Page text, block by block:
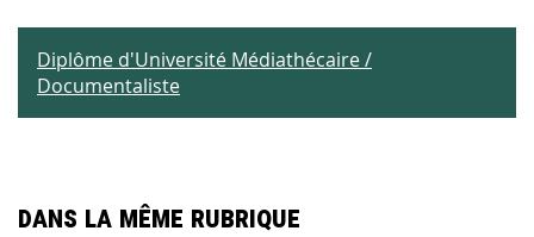
Diplôme d'Université Médiathécaire /
Documentaliste
Dans la même rubrique